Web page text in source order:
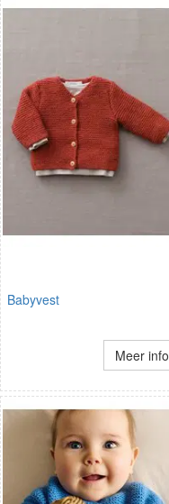
Babyvest
Meer info